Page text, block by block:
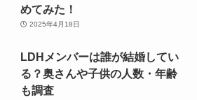
めてみた！
2025年4月18日
LDHメンバーは誰が結婚してい
る？奥さんや子供の人数・年齢
も調査